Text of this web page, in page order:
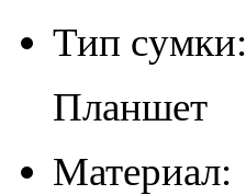
Тип сумки:
Планшет
Материал: